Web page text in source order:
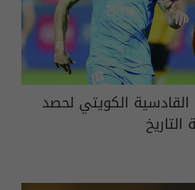
الكويتي لحصد